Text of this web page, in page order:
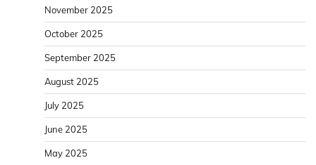
November 2025
October 2025
September 2025
August 2025
July 2025
June 2025
May 2025